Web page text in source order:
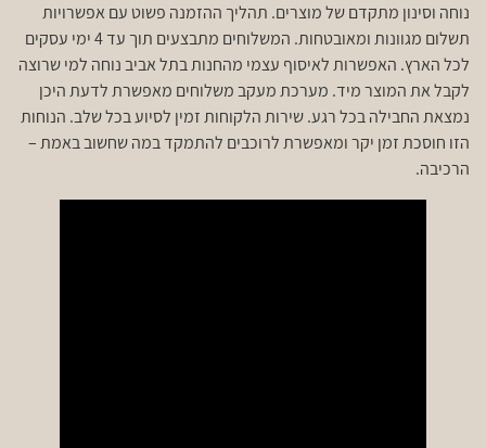
נוחה וסינון מתקדם של מוצרים. תהליך ההזמנה פשוט עם אפשרויות
תשלום מגוונות ומאובטחות. המשלוחים מתבצעים תוך עד 4 ימי עסקים
לכל הארץ. האפשרות לאיסוף עצמי מהחנות בתל אביב נוחה למי שרוצה
לקבל את המוצר מיד. מערכת מעקב משלוחים מאפשרת לדעת היכן
נמצאת החבילה בכל רגע. שירות הלקוחות זמין לסיוע בכל שלב. הנוחות
הזו חוסכת זמן יקר ומאפשרת לרוכבים להתמקד במה שחשוב באמת –
הרכיבה.